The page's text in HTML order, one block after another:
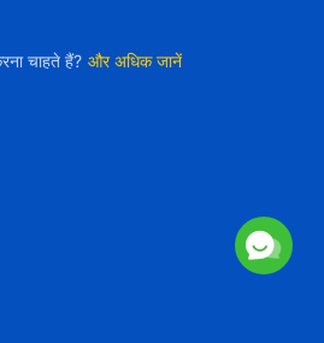
चाहते हैं? और अधिक जानें